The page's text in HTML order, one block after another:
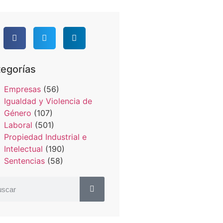
Empresas (56)
Igualdad y Violencia de
Género (107)
Laboral (501)
Propiedad Industrial e
Intelectual (190)
Sentencias (58)